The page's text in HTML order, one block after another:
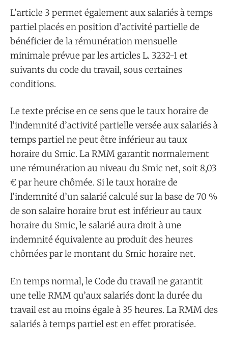
L’article 3 permet également aux salariés à temps
partiel placés en position d’activité partielle de
bénéficier de la rémunération mensuelle
minimale prévue par les articles L. 3232-1 et
suivants du code du travail, sous certaines
conditions.
Le texte précise en ce sens que le taux horaire de
l’indemnité d’activité partielle versée aux salariés à
temps partiel ne peut être inférieur au taux
horaire du Smic. La RMM garantit normalement
une rémunération au niveau du Smic net, soit 8,03
€ par heure chômée. Si le taux horaire de
l’indemnité d’un salarié calculé sur la base de 70 %
de son salaire horaire brut est inférieur au taux
horaire du Smic, le salarié aura droit à une
indemnité équivalente au produit des heures
chômées par le montant du Smic horaire net.
En temps normal, le Code du travail ne garantit
une telle RMM qu’aux salariés dont la durée du
travail est au moins égale à 35 heures. La RMM des
salariés à temps partiel est en effet proratisée.